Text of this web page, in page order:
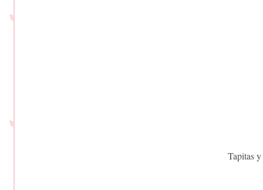
Tapitas